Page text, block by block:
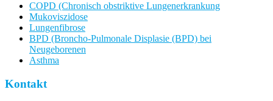
COPD (Chronisch obstriktive Lungenerkrankung
Mukoviszidose
Lungenfibrose
BPD (Broncho-Pulmonale Displasie (BPD) bei
Neugeborenen
Asthma
Kontakt